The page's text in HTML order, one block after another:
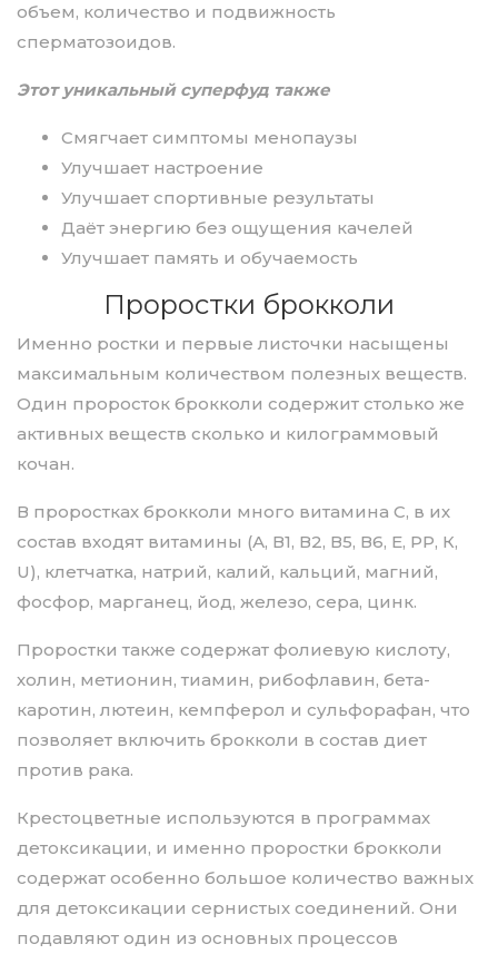
объем, количество и подвижность
сперматозоидов.
Этот уникальный суперфуд также
Смягчает симптомы менопаузы
Улучшает настроение
Улучшает спортивные результаты
Даёт энергию без ощущения качелей
Улучшает память и обучаемость
Проростки брокколи
Именно ростки и первые листочки насыщены
максимальным количеством полезных веществ.
Один проросток брокколи содержит столько же
активных веществ сколько и килограммовый
кочан.
В проростках брокколи много витамина С, в их
состав входят витамины (А, В1, В2, В5, В6, Е, РР, К,
U), клетчатка, натрий, калий, кальций, магний,
фосфор, марганец, йод, железо, сера, цинк.
Проростки также содержат фолиевую кислоту,
холин, метионин, тиамин, рибофлавин, бета-
каротин, лютеин, кемпферол и сульфорафан, что
позволяет включить брокколи в состав диет
против рака.
Крестоцветные используются в программах
детоксикации, и именно проростки брокколи
содержат особенно большое количество важных
для детоксикации сернистых соединений. Они
подавляют один из основных процессов